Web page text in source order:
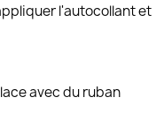
l'autocollant et
avec du ruban